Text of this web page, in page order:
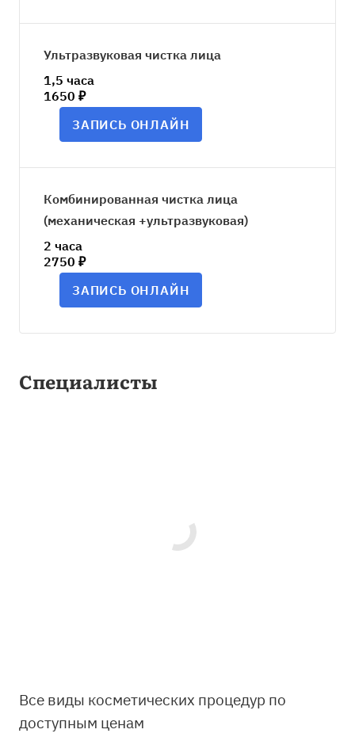
Ультразвуковая чистка лица
1,5 часа
1650 ₽
ЗАПИСЬ ОНЛАЙН
Комбинированная чистка лица
(механическая +ультразвуковая)
2 часа
2750 ₽
ЗАПИСЬ ОНЛАЙН
Специалисты
Все виды косметических процедур по
доступным ценам